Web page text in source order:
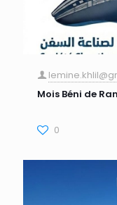
Mois Béni de
0